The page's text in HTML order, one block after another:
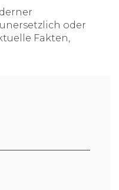
oder
Fakten,